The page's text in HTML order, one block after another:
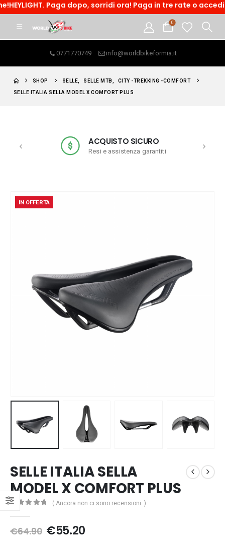
Paga dopo, sorridi ora! Paga in tre rate o accedi
0
0771770749 info@worldbikeformia.it
SHOP SELLE SELLE MTB CITY -TREKKING -COMFORT
SELLE ITALIA SELLA MODEL X COMFORT PLUS
ACQUISTO SICURO
Resi e assistenza garantiti
IN OFFERTA
SELLE ITALIA SELLA
MODEL X COMFORT PLUS
( Ancora non ci sono recensioni. )
€64.90 Il
€55.20Il